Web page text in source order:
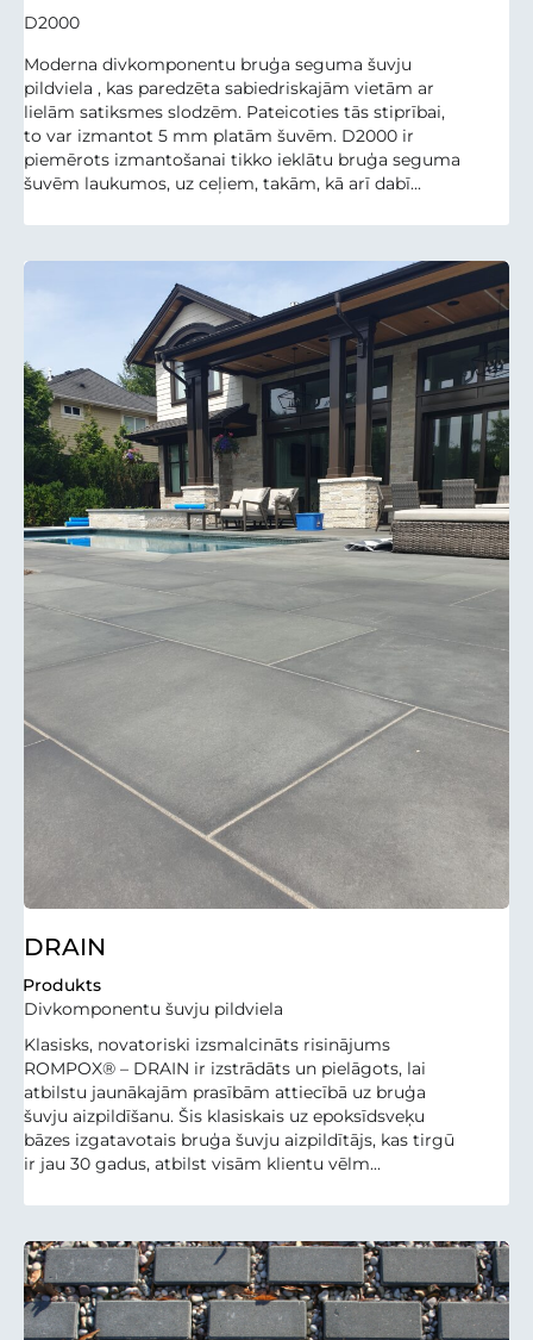
D2000
Moderna divkomponentu bruģa seguma šuvju
pildviela , kas paredzēta sabiedriskajām vietām ar
lielām satiksmes slodzēm. Pateicoties tās stiprībai,
to var izmantot 5 mm platām šuvēm. D2000 ir
piemērots izmantošanai tikko ieklātu bruģa seguma
šuvēm laukumos, uz ceļiem, takām, kā arī dabī...
DRAIN
Produkts
Divkomponentu šuvju pildviela
Klasisks, novatoriski izsmalcināts risinājums
ROMPOX® – DRAIN ir izstrādāts un pielāgots, lai
atbilstu jaunākajām prasībām attiecībā uz bruģa
šuvju aizpildīšanu. Šis klasiskais uz epoksīdsveķu
bāzes izgatavotais bruģa šuvju aizpildītājs, kas tirgū
ir jau 30 gadus, atbilst visām klientu vēlm...